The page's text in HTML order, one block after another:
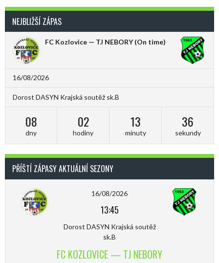
NEJBLIŽŠÍ ZÁPAS
FC Kozlovice — TJ NEBORY(On time)
16/08/2026
Dorost DASYN Krajská soutěž sk.B
08
dny
02
hodiny
13
minuty
36
sekundy
PŘÍŠTÍ ZÁPASY AKTUÁLNÍ SEZONY
16/08/2026
13:45
Dorost DASYN Krajská soutěž
sk.B
FC KOZLOVICE — TJ NEBORY